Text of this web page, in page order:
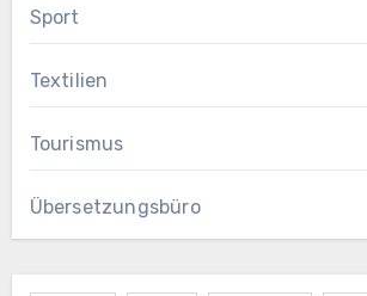
Sport
Textilien
Tourismus
Übersetzungsbüro